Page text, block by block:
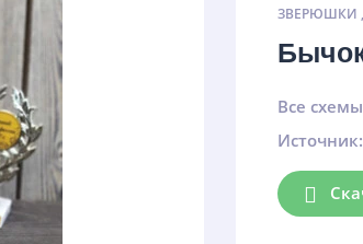
ЗВЕРЮШКИ ,
Все
Источник: